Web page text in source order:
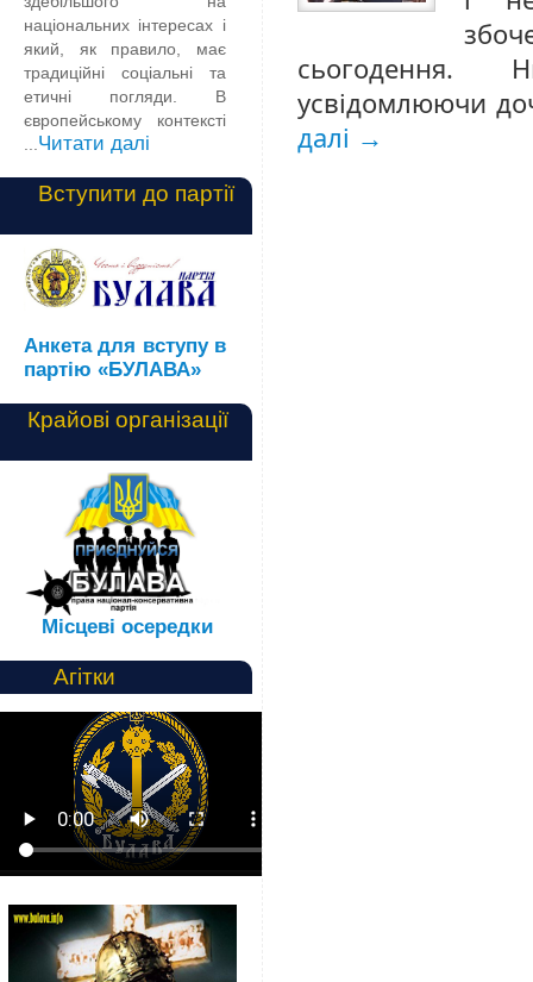
сьогодення.
усвідомлюючи
далі →
національних інтересах і
який, як правило, має
традиційні соціальні та
етичні погляди. В
європейському контексті
...Читати далі
Вступити до партії
Анкета для вступу в
партію «БУЛАВА»
Крайові організації
Місцеві осередки
Агітки